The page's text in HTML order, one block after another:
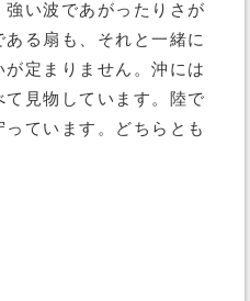
い波であがったりさが
る扇も、それと一緒に
定まりません。沖には
見物しています。陸で
ています。どちらとも